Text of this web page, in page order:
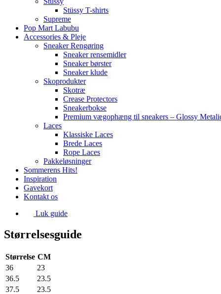
Stüssy T-shirts
Supreme
Pop Mart Labubu
Accessories & Pleje
Sneaker Rengøring
Sneaker rensemidler
Sneaker børster
Sneaker klude
Skoprodukter
Skotræ
Crease Protectors
Sneakerbokse
Premium vægophæng til sneakers – Glossy
Laces
Klassiske Laces
Brede Laces
Rope Laces
Pakkeløsninger
Sommerens Hits!
Inspiration
Gavekort
Kontakt os
Luk guide
Størrelsesguide
Størrelse CM
36
23
36.5
23.5
37.5
23.5